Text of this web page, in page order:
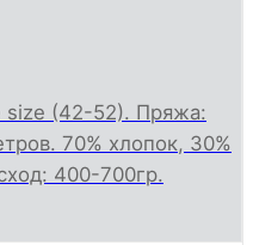
size (42-52). Пряжа:
70% хлопок, 30%
400-700гр.